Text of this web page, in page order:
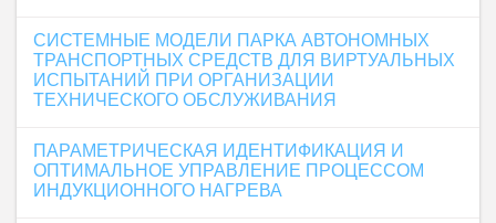
СИСТЕМНЫЕ МОДЕЛИ ПАРКА АВТОНОМНЫХ
ТРАНСПОРТНЫХ СРЕДСТВ ДЛЯ ВИРТУАЛЬНЫХ
ИСПЫТАНИЙ ПРИ ОРГАНИЗАЦИИ
ТЕХНИЧЕСКОГО ОБСЛУЖИВАНИЯ
ПАРАМЕТРИЧЕСКАЯ ИДЕНТИФИКАЦИЯ И
ОПТИМАЛЬНОЕ УПРАВЛЕНИЕ ПРОЦЕССОМ
ИНДУКЦИОННОГО НАГРЕВА